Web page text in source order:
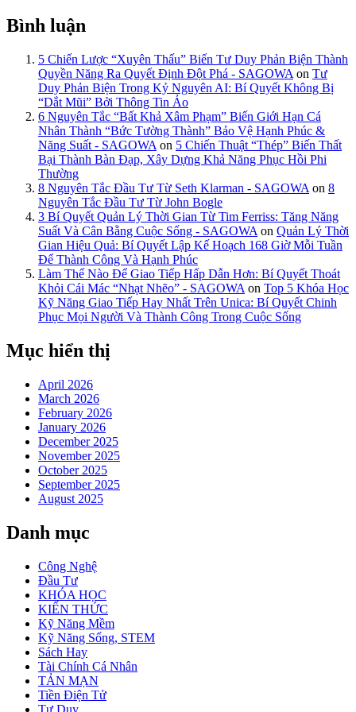
Bình luận
5 Chiến Lược “Xuyên Thấu” Biến Tư Duy Phản Biện Thành
Quyền Năng Ra Quyết Định Đột Phá - SAGOWA on Tư
Duy Phản Biện Trong Kỷ Nguyên AI: Bí Quyết Không Bị
“Dắt Mũi” Bởi Thông Tin Ảo
6 Nguyên Tắc “Bất Khả Xâm Phạm” Biến Giới Hạn Cá
Nhân Thành “Bức Tường Thành” Bảo Vệ Hạnh Phúc &
Năng Suất - SAGOWA on 5 Chiến Thuật “Thép” Biến Thất
Bại Thành Bàn Đạp, Xây Dựng Khả Năng Phục Hồi Phi
Thường
8 Nguyên Tắc Đầu Tư Từ Seth Klarman - SAGOWA on 8
Nguyên Tắc Đầu Tư Từ John Bogle
3 Bí Quyết Quản Lý Thời Gian Từ Tim Ferriss: Tăng Năng
Suất Và Cân Bằng Cuộc Sống - SAGOWA on Quản Lý Thời
Gian Hiệu Quả: Bí Quyết Lập Kế Hoạch 168 Giờ Mỗi Tuần
Để Thành Công Và Hạnh Phúc
Làm Thế Nào Để Giao Tiếp Hấp Dẫn Hơn: Bí Quyết Thoát
Khỏi Cái Mác “Nhạt Nhẽo” - SAGOWA on Top 5 Khóa Học
Kỹ Năng Giao Tiếp Hay Nhất Trên Unica: Bí Quyết Chinh
Phục Mọi Người Và Thành Công Trong Cuộc Sống
Mục hiển thị
April 2026
March 2026
February 2026
January 2026
December 2025
November 2025
October 2025
September 2025
August 2025
Danh mục
Công Nghệ
Đầu Tư
KHÓA HỌC
KIẾN THỨC
Kỹ Năng Mềm
Kỹ Năng Sống, STEM
Sách Hay
Tài Chính Cá Nhân
TẢN MẠN
Tiền Điện Tử
Tư Duy